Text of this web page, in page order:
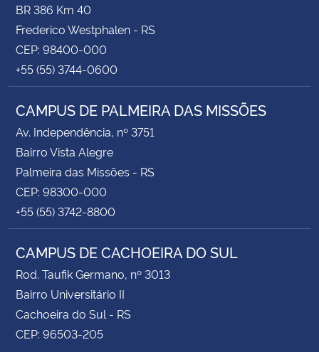
BR 386 Km 40
Frederico Westphalen - RS
CEP: 98400-000
+55 (55) 3744-0600
CAMPUS DE PALMEIRA DAS MISSÕES
Av. Independência, nº 3751
Bairro Vista Alegre
Palmeira das Missões - RS
CEP: 98300-000
+55 (55) 3742-8800
CAMPUS DE CACHOEIRA DO SUL
Rod. Taufik Germano, nº 3013
Bairro Universitário II
Cachoeira do Sul - RS
CEP: 96503-205